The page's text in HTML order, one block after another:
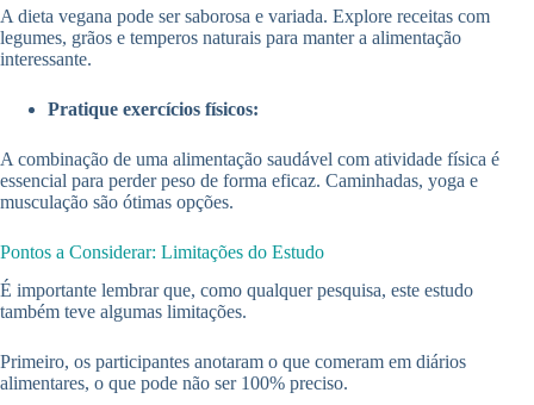
A dieta vegana pode ser saborosa e variada. Explore receitas com
legumes, grãos e temperos naturais para manter a alimentação
interessante.
Pratique exercícios físicos:
A combinação de uma alimentação saudável com atividade física é
essencial para perder peso de forma eficaz. Caminhadas, yoga e
musculação são ótimas opções.
Pontos a Considerar: Limitações do Estudo
É importante lembrar que, como qualquer pesquisa, este estudo
também teve algumas limitações.
Primeiro, os participantes anotaram o que comeram em diários
alimentares, o que pode não ser 100% preciso.